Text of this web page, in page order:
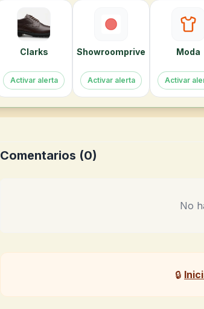
Clarks
Activar alerta
Showroomprive
Activar alerta
Moda
Activar
Comentarios (0)
No
🔒